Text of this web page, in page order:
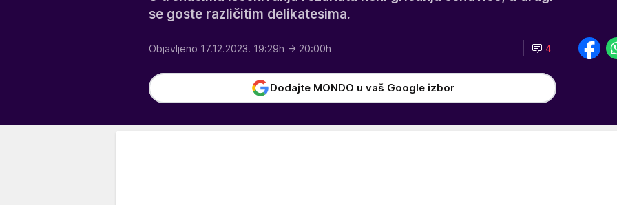
se goste različitim delikatesima.
Objavljeno 17.12.2023. 19:29h → 20:00h 4
Dodajte MONDO u vaš Google izbor